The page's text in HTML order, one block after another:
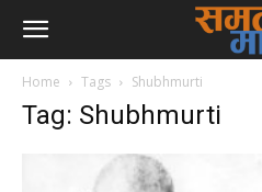
Home Tags Shubhmurti
Tag: Shubhmurti